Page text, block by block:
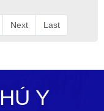
Next Last
Y